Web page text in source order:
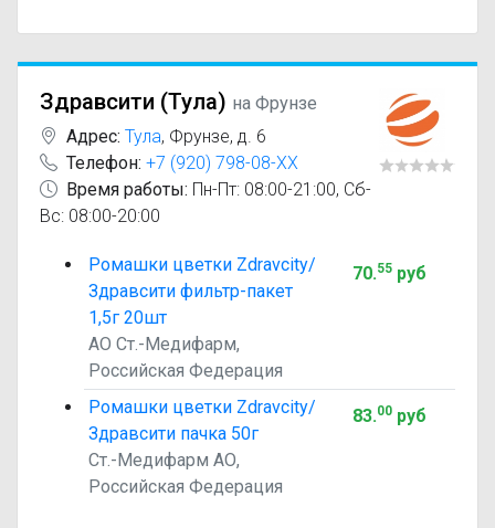
Здравсити (Тула) на Фрунзе
Адрес: Тула, Фрунзе, д. 6
Телефон: +7 (920) 798-08-XX
Время работы: Пн-Пт: 08:00-21:00, Сб-
Вс: 08:00-20:00
Ромашки цветки Zdravcity/
Здравсити фильтр-пакет
1,5г 20шт
АО Ст.-Медифарм,
Российская Федерация
70.55руб
Ромашки цветки Zdravcity/
Здравсити пачка 50г
Ст.-Медифарм АО,
Российская Федерация
83.00руб